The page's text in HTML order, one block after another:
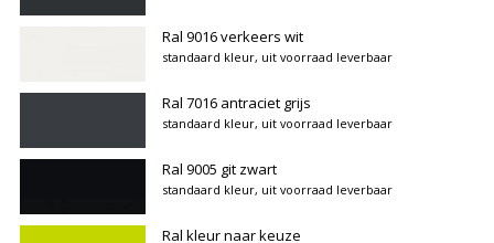
Ral 9016 verkeers wit
standaard kleur, uit voorraad leverbaar
Ral 7016 antraciet grijs
standaard kleur, uit voorraad leverbaar
Ral 9005 git zwart
standaard kleur, uit voorraad leverbaar
Ral kleur naar keuze